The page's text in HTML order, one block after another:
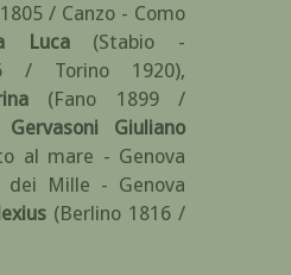
/ Canzo - Como
Luca
(Stabio -
/ Torino 1920),
(Fano 1899 /
Gervasoni Giuliano
al mare - Genova
Mille - Genova
(Berlino 1816 /